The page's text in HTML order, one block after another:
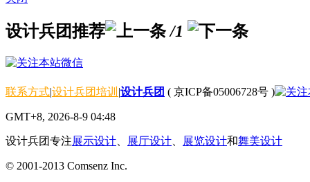
设计兵团推荐 /1
联系方式|设计兵团培训 |设计兵团 ( 京ICP备05006728号 )
GMT+8, 2026-8-9 04:48
设计兵团专注展示设计 展厅设计 展览设计和舞美设计
© 2001-2013 Comsenz Inc.